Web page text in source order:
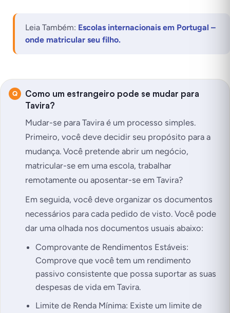
Leia Também: Escolas internacionais em Portugal –
onde matricular seu filho.
Como um estrangeiro pode se mudar para
Tavira?
Mudar-se para Tavira é um processo simples.
Primeiro, você deve decidir seu propósito para a
mudança. Você pretende abrir um negócio,
matricular-se em uma escola, trabalhar
remotamente ou aposentar-se em Tavira?
Em seguida, você deve organizar os documentos
necessários para cada pedido de visto. Você pode
dar uma olhada nos documentos usuais abaixo:
Comprovante de Rendimentos Estáveis:
Comprove que você tem um rendimento
passivo consistente que possa suportar as suas
despesas de vida em Tavira.
Limite de Renda Mínima: Existe um limite de